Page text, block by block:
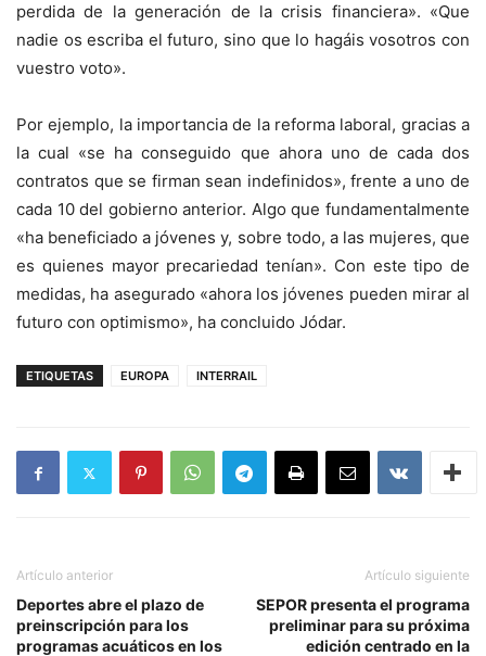
perdida de la generación de la crisis financiera». «Que
nadie os escriba el futuro, sino que lo hagáis vosotros con
vuestro voto».
Por ejemplo, la importancia de la reforma laboral, gracias a
la cual «se ha conseguido que ahora uno de cada dos
contratos que se firman sean indefinidos», frente a uno de
cada 10 del gobierno anterior. Algo que fundamentalmente
«ha beneficiado a jóvenes y, sobre todo, a las mujeres, que
es quienes mayor precariedad tenían». Con este tipo de
medidas, ha asegurado «ahora los jóvenes pueden mirar al
futuro con optimismo», ha concluido Jódar.
ETIQUETAS EUROPA INTERRAIL
Artículo anterior
Deportes abre el plazo de
preinscripción para los
programas acuáticos en los
Artículo siguiente
SEPOR presenta el programa
preliminar para su próxima
edición centrado en la